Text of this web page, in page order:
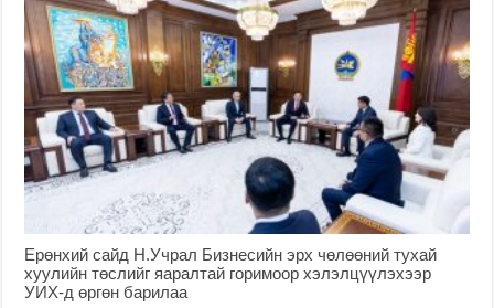
Ерөнхий сайд Н.Учрал Бизнесийн эрх чөлөөний тухай
хуулийн төслийг яаралтай горимоор хэлэлцүүлэхээр
УИХ-д өргөн барилаа